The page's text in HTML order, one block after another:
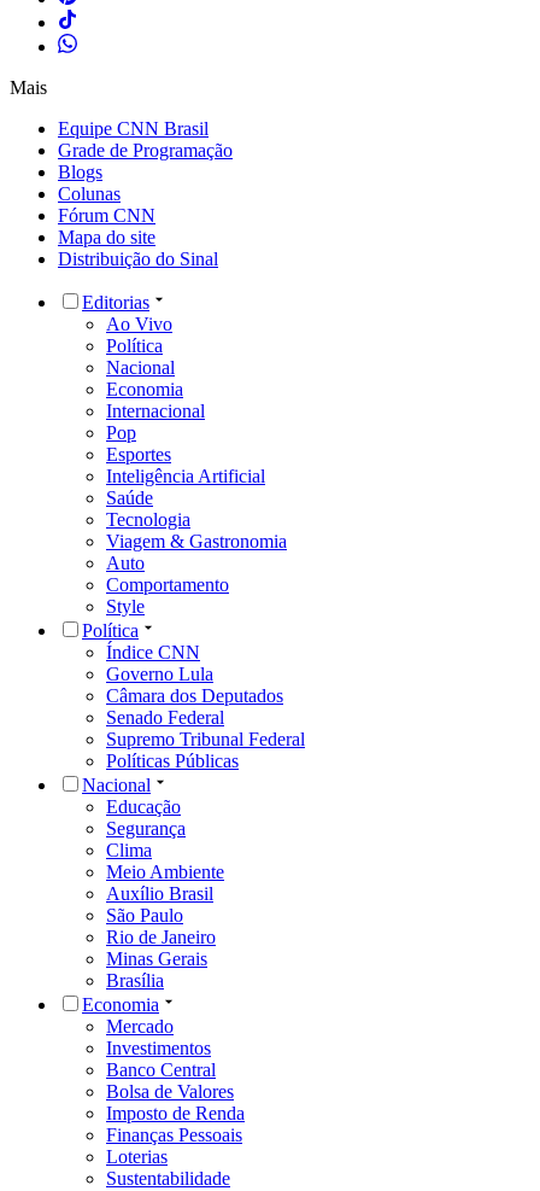
Mais
Equipe CNN Brasil
Grade de Programação
Blogs
Colunas
Fórum CNN
Mapa do site
Distribuição do Sinal
Editorias
Ao Vivo
Política
Nacional
Economia
Internacional
Pop
Esportes
Inteligência Artificial
Saúde
Tecnologia
Viagem & Gastronomia
Auto
Comportamento
Style
Política
Índice CNN
Governo Lula
Câmara dos Deputados
Senado Federal
Supremo Tribunal Federal
Políticas Públicas
Nacional
Educação
Segurança
Clima
Meio Ambiente
Auxílio Brasil
São Paulo
Rio de Janeiro
Minas Gerais
Brasília
Economia
Mercado
Investimentos
Banco Central
Bolsa de Valores
Imposto de Renda
Finanças Pessoais
Loterias
Sustentabilidade